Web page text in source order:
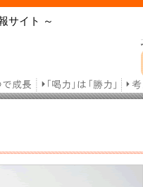
サイト ～